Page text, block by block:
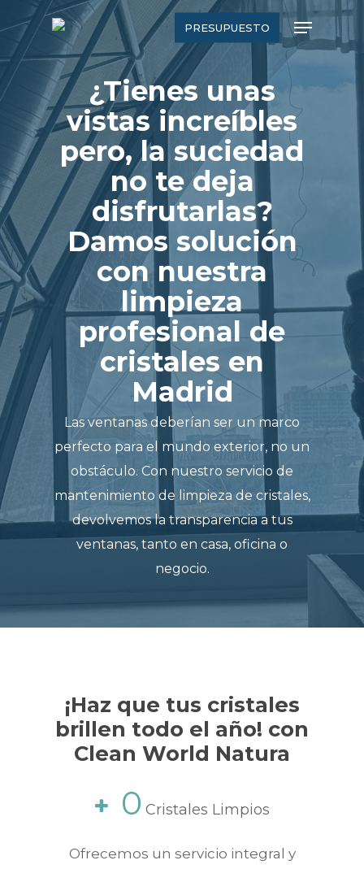
to
main
content
PRESUPUESTO Menu
¿Tienes unas
vistas increíbles
pero, la suciedad
no te deja
disfrutarlas?
Damos solución
con nuestra
limpieza
profesional de
cristales en
Madrid
Las ventanas deberían ser un marco
perfecto para el mundo exterior, no un
obstáculo. Con nuestro servicio de
mantenimiento de limpieza de cristales,
devolvemos la transparencia a tus
ventanas, tanto en casa, oficina o
negocio.
¡Haz que tus cristales
brillen todo el año! con
Clean World Natura
0 Cristales Limpios
Ofrecemos un servicio integral y